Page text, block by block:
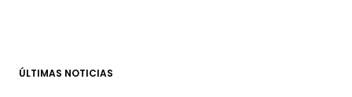
ÚLTIMAS NOTICIAS